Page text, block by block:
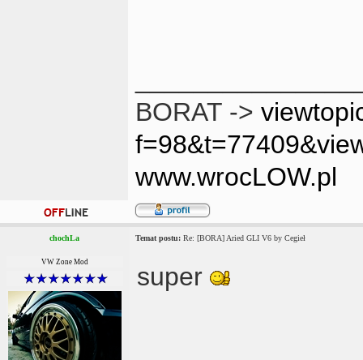
BORAT ->
www.wrocLOW.pl
chochLa Temat postu: Re: [BORA] Aried GLI V6 by Cegieł
VW Zone Mod super